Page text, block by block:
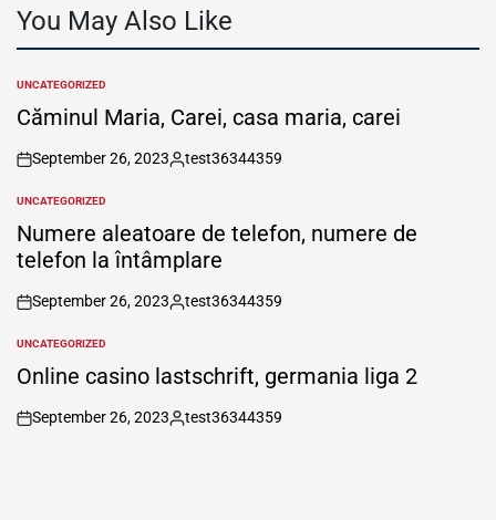
You May Also Like
POSTED
IN
UNCATEGORIZED
Căminul Maria, Carei, casa maria, carei
on
September 26, 2023
Posted
test36344359
POSTED
IN
UNCATEGORIZED
Numere aleatoare de telefon, numere de
telefon la întâmplare
on
September 26, 2023
Posted
test36344359
POSTED
IN
UNCATEGORIZED
Online casino lastschrift, germania liga 2
on
September 26, 2023
Posted
test36344359